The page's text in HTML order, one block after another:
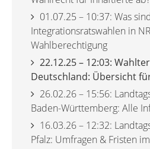
01.07.25 – 10:37: Was
Integrationsratswahlen in
Wahlberechtigung
22.12.25 – 12:03:
Deutschland: Übersicht
26.02.26 – 15:56:
Baden-Württemberg: Alle
16.03.26 – 12:32:
Pfalz: Umfragen & Fristen